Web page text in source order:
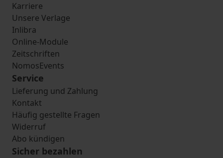
Karriere
Unsere Verlage
Inlibra
Online-Module
Zeitschriften
NomosEvents
Service
Lieferung und Zahlung
Kontakt
Häufig gestellte Fragen
Widerruf
Abo kündigen
Sicher bezahlen